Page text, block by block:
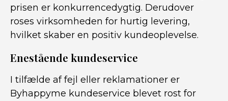
prisen er konkurrencedygtig. Derudover
roses virksomheden for hurtig levering,
hvilket skaber en positiv kundeoplevelse.
Enestående kundeservice
I tilfælde af fejl eller reklamationer er
Byhappyme kundeservice blevet rost for